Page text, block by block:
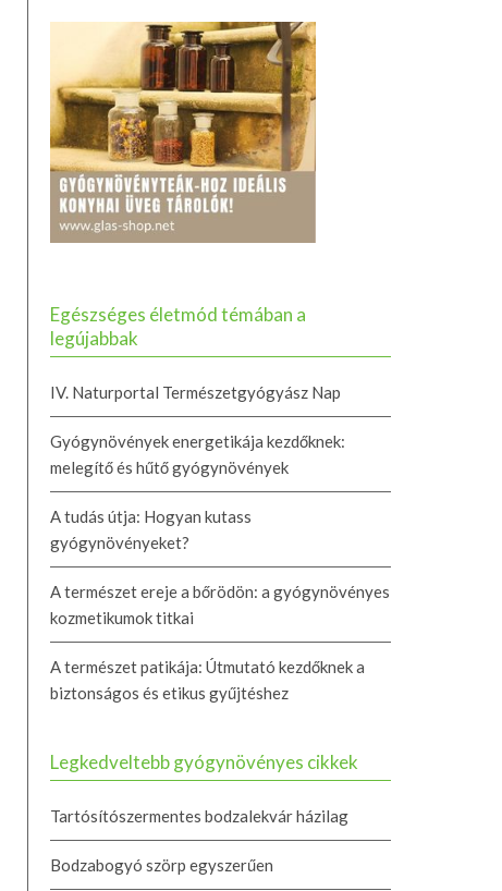
Egészséges életmód témában a
legújabbak
IV. Naturportal Természetgyógyász Nap
Gyógynövények energetikája kezdőknek:
melegítő és hűtő gyógynövények
A tudás útja: Hogyan kutass
gyógynövényeket?
A természet ereje a bőrödön: a gyógynövényes
kozmetikumok titkai
A természet patikája: Útmutató kezdőknek a
biztonságos és etikus gyűjtéshez
Legkedveltebb gyógynövényes cikkek
Tartósítószermentes bodzalekvár házilag
Bodzabogyó szörp egyszerűen